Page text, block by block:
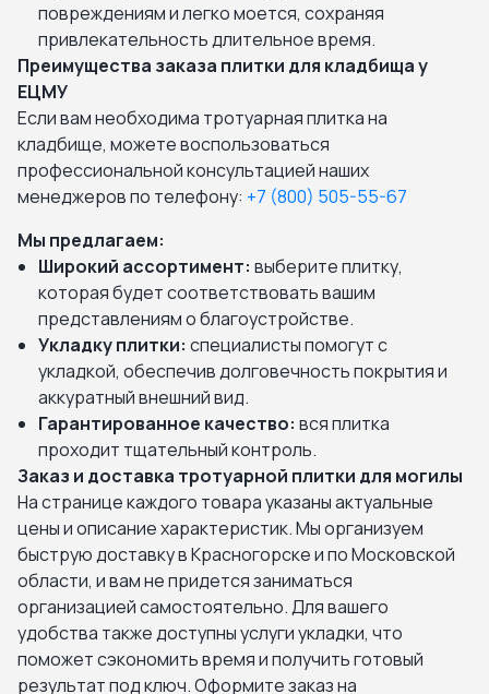
повреждениям и легко моется, сохраняя
привлекательность длительное время.
Преимущества заказа плитки для кладбища у
ЕЦМУ
Если вам необходима тротуарная плитка на
кладбище, можете воспользоваться
профессиональной консультацией наших
менеджеров по телефону: +7 (800) 505-55-67
Мы предлагаем:
Широкий ассортимент: выберите плитку,
которая будет соответствовать вашим
представлениям о благоустройстве.
Укладку плитки: специалисты помогут с
укладкой, обеспечив долговечность покрытия и
аккуратный внешний вид.
Гарантированное качество: вся плитка
проходит тщательный контроль.
Заказ и доставка тротуарной плитки для могилы
На странице каждого товара указаны актуальные
цены и описание характеристик. Мы организуем
быструю доставку в Красногорске и по Московской
области, и вам не придется заниматься
организацией самостоятельно. Для вашего
удобства также доступны услуги укладки, что
поможет сэкономить время и получить готовый
результат под ключ. Оформите заказ на